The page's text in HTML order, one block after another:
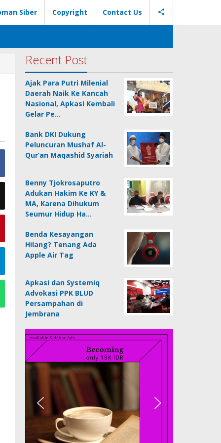
Siber Copyright Contact Us
Recent Post
Ajak Para Putri Milenial
Daerah Naik Ke Kancah
Nasional, Apkasi Kembali
Gelar Pe…
Bank DKI Dukung
Peluncuran Mushaf Al-
Qur’an Maqashid Syariah
Benny Tjokrosaputro
Adukan Hakim Ke KY &
MA, Karena Dihukum
Seumur Hidup Ha…
Benda Kesayangan
Hilang? Tenang Ada
Apple Air Tag
Apkasi dan Systemiq
Advokasi PPK BLUD
Persampahan di
Jembrana